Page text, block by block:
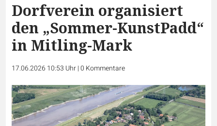
Dorfverein organisiert
den „Sommer-KunstPadd“
in Mitling-Mark
17.06.2026 10:53 Uhr|0 Kommentare